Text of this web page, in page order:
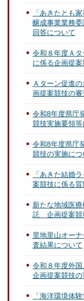
「あきたとも
醸成事業業務
回答について
令和８年度Ａ
に係る企画提
Ａターン促進
画提案競技の
令和8年度県庁
競技実施要領
令和8年度県庁
競技の実施につ
「あきた結婚
案競技に係る
新たな地域医
託 企画提案競
里地里山オー
査結果について
令和８年度外
企画提案競技
「海洋環境体